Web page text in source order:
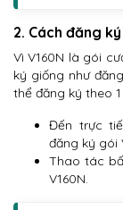
2. Cách đăng
Vì V160N là gói
ký giống như
thể đăng ký theo
Đến trực
đăng ký gói
Thao tác
V160N.